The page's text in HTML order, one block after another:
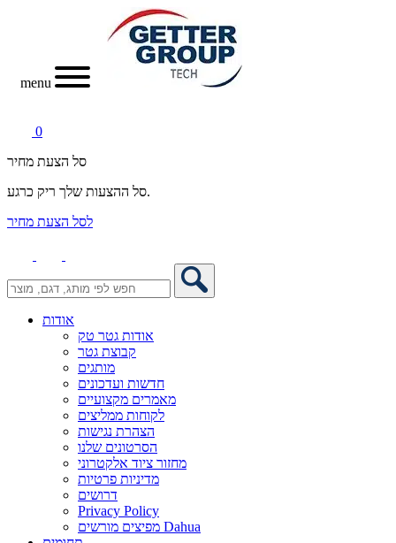
menu
0
סל הצעת מחיר
סל ההצעות שלך ריק כרגע.
לסל הצעת מחיר
אודות
אודות גטר טק
קבוצת גטר
מותגים
חדשות ועדכונים
מאמרים מקצועיים
לקוחות ממליצים
הצהרת נגישות
הסרטונים שלנו
מחזור ציוד אלקטרוני
מדיניות פרטיות
דרושים
Privacy Policy
מפיצים מורשים Dahua